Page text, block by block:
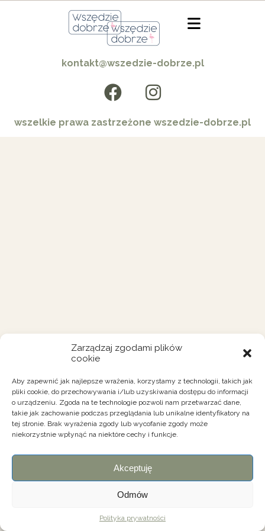
Zarządzaj zgodami plików
cookie
Aby zapewnić jak najlepsze wrażenia, korzystamy z technologii, takich jak
pliki cookie, do przechowywania i/lub uzyskiwania dostępu do informacji
o urządzeniu. Zgoda na te technologie pozwoli nam przetwarzać dane,
takie jak zachowanie podczas przeglądania lub unikalne identyfikatory na
tej stronie. Brak wyrażenia zgody lub wycofanie zgody może
niekorzystnie wpłynąć na niektóre cechy i funkcje.
Akceptuję
Odmów
Polityka prywatności
kontakt@wszedzie-dobrze.pl
wszelkie prawa zastrzeżone wszedzie-dobrze.pl